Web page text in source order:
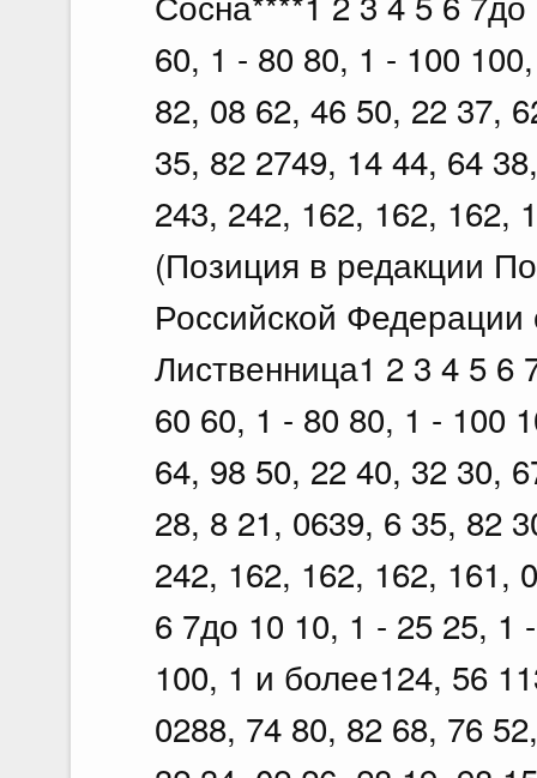
60, 1 - 80 80, 1 - 100
82, 08 62, 46 50, 22 37,
35, 82 2749, 14 44, 64
243, 242, 162, 162, 162,
(Позиция в редакции
Российской
Лиственница1 2 3 4 5 6
60 60, 1 - 80 80, 1 - 100
64, 98 50, 22 40, 32 30,
28, 8 21, 0639, 6 35, 82
242, 162, 162, 162, 161,
6 7до 10 10, 1 - 25 25, 1
100, 1 и более124, 56
0288, 74 80, 82 68, 76